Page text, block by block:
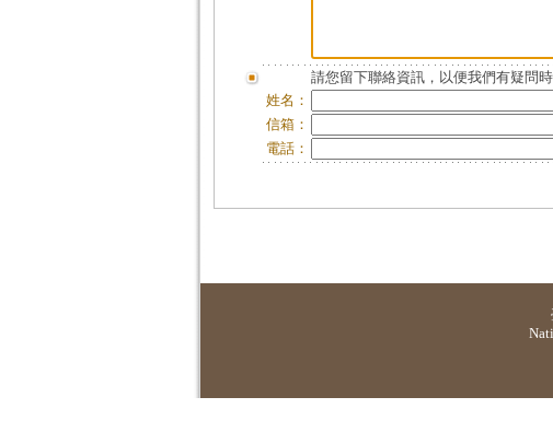
請您留下聯絡資訊，以便我們有疑問
姓名：
信箱：
電話：